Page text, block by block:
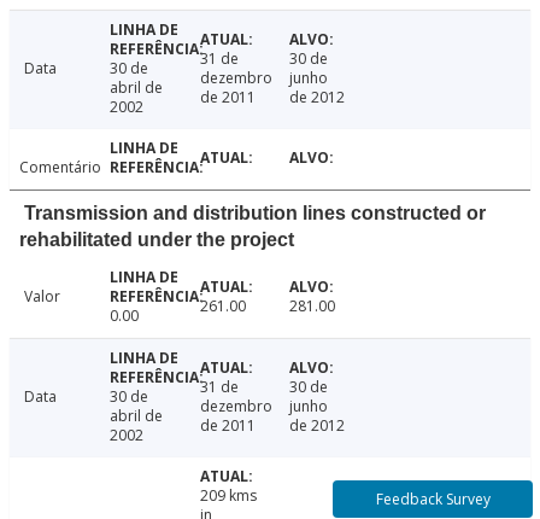
Data
30 de
abril de
2002
31 de
dezembro
de 2011
30 de
junho
de 2012
Comentário
Transmission and distribution lines constructed or
rehabilitated under the project
Valor
0.00
261.00 281.00
Data
30 de
abril de
2002
31 de
dezembro
de 2011
30 de
junho
de 2012
209 kms
Feedback Survey